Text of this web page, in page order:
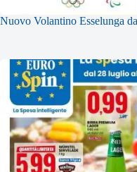
Nuovo Volantino Esselunga